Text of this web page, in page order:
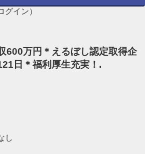
グイン）
600万円＊えるぼし認定取得企
日＊福利厚生充実！.
し